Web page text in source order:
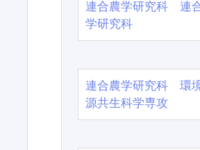
連合農学研究科 連
学研究科
連合農学研究科 環
源共生科学専攻